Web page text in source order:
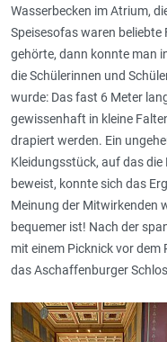
Wasserbecken im Atrium,
Speisesofas waren
gehörte, dann konnte man
die Schülerinnen und
wurde: Das fast 6 Meter
gewissenhaft in kleine
drapiert werden. Ein
Kleidungsstück, auf das
beweist, konnte sich das
Meinung der Mitwirkenden
bequemer ist! Nach der
mit einem Picknick vor
das Aschaffenburger